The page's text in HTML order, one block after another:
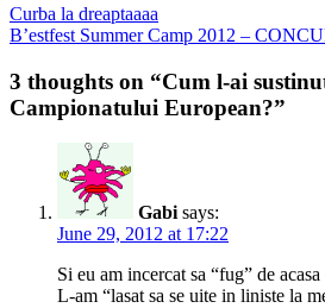
Post
navigation
Previous
post:
Curba la dreaptaaaa
Next
B’estfest Summer Camp 2012 –
3 thoughts on “Cum l-ai
Campionatului European?”
Gabi says:
June 29, 2012 at 17:22
Si eu am incercat sa “fug” de
L-am “lasat sa se uite in liniste la